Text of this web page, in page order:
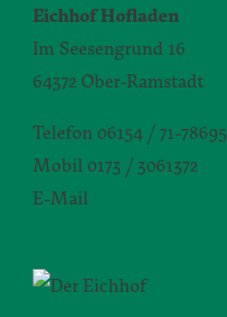
Eichhof Hofladen
Im Seesengrund 16
64372 Ober-Ramstadt
Telefon 06154 / 71-78695
Mobil 0173 / 3061372
E-Mail